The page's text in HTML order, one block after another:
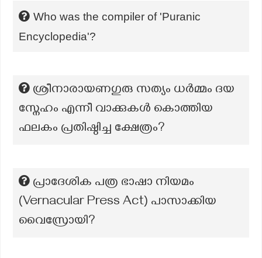
Who was the compiler of 'Puranic
Encyclopedia'?
ശ്രീനാരായണഗുരു സത്യം ധര്‍മ്മം ദയ
സ്നേഹം എന്നീ വാക്കുകള്‍ കൊത്തിയ
ഫലകം പ്രതിഷ്ഠിച്ച ക്ഷേത്രം?
പ്രാദേശിക പത്ര ഭാഷാ നിയമം
(Vernacular Press Act) പാസാക്കിയ
വൈസ്രോയി?